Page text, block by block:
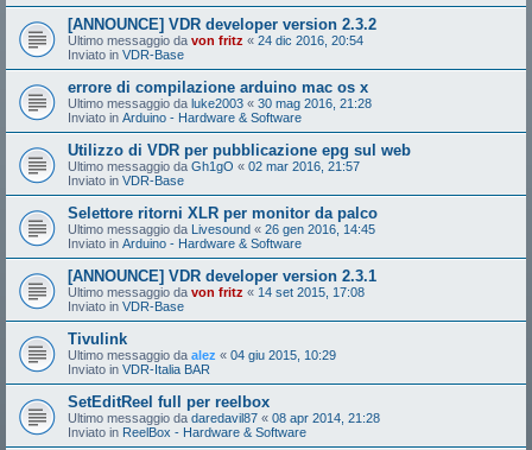
[ANNOUNCE] VDR developer version 2.3.2
Ultimo messaggio da von fritz « 24 dic 2016, 20:54
Inviato in VDR-Base
errore di compilazione arduino mac os x
Ultimo messaggio da luke2003 « 30 mag 2016, 21:28
Inviato in Arduino - Hardware & Software
Utilizzo di VDR per pubblicazione epg sul web
Ultimo messaggio da Gh1gO « 02 mar 2016, 21:57
Inviato in VDR-Base
Selettore ritorni XLR per monitor da palco
Ultimo messaggio da Livesound « 26 gen 2016, 14:45
Inviato in Arduino - Hardware & Software
[ANNOUNCE] VDR developer version 2.3.1
Ultimo messaggio da von fritz « 14 set 2015, 17:08
Inviato in VDR-Base
Tivulink
Ultimo messaggio da alez « 04 giu 2015, 10:29
Inviato in VDR-Italia BAR
SetEditReel full per reelbox
Ultimo messaggio da daredavil87 « 08 apr 2014, 21:28
Inviato in ReelBox - Hardware & Software